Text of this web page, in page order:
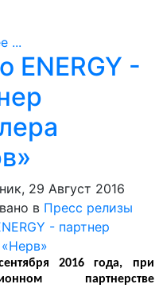
...
ENERGY -
29 Август 2016
в Пресс релизы
2016 года, при
партнерстве